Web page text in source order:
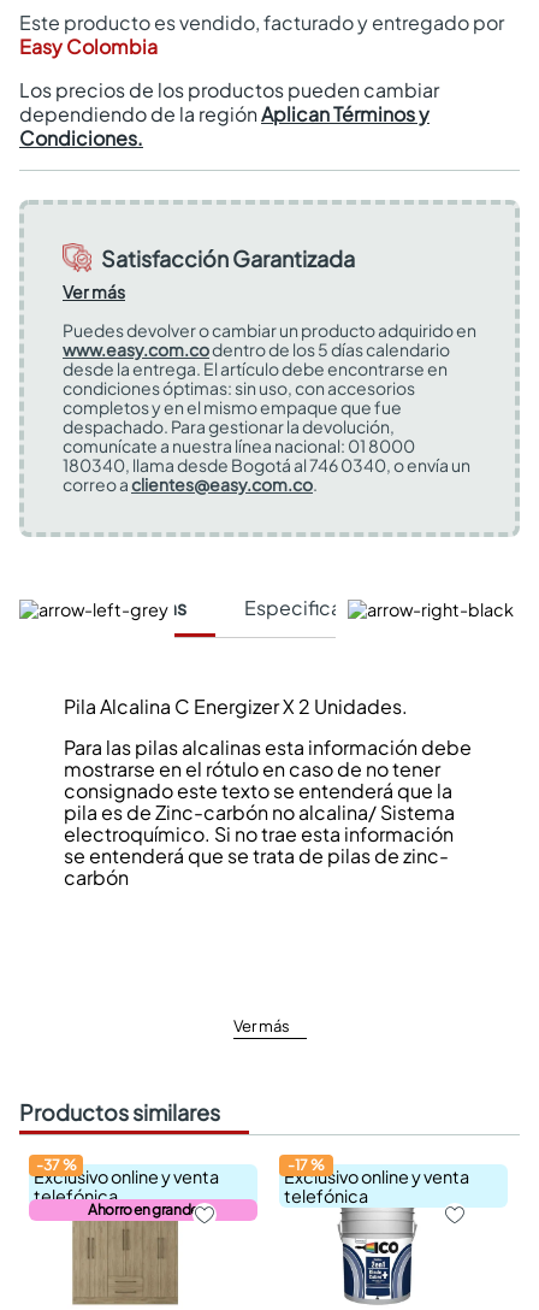
Este producto es vendido, facturado y entregado por
Easy Colombia
Los precios de los productos pueden cambiar
dependiendo de la regiónAplican Términos y
Condiciones.
Satisfacción Garantizada
Ver más
Puedes devolver o cambiar un producto adquirido en
www.easy.com.codentro de los 5 días calendario
desde la entrega. El artículo debe encontrarse en
condiciones óptimas: sin uso, con accesorios
completos y en el mismo empaque que fue
despachado. Para gestionar la devolución,
comunícate a nuestra línea nacional: 01 8000
180340, llama desde Bogotá al 746 0340, o envía un
correo aclientes@easy.com.co.
Características Especificaciones Técnicas
Pila Alcalina C Energizer X 2 Unidades.
Para las pilas alcalinas esta información debe
mostrarse en el rótulo en caso de no tener
consignado este texto se entenderá que la
pila es de Zinc-carbón no alcalina/ Sistema
electroquímico. Si no trae esta información
se entenderá que se trata de pilas de zinc-
carbón
Ver más
Productos similares
Exclusivo online y venta
telefónica
Ahorro en grande
-37%
Exclusivo online y venta
telefónica
-17%